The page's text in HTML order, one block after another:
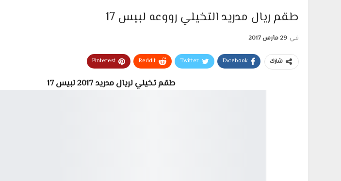
طقم ريال مدريد التخيلي رووعه لبيس 17
في 29 مارس 2017
شارك Facebook
Twitter
ReddIt
Pinterest
طقم تخيلي لريال مدريد 2017 لبيس 17